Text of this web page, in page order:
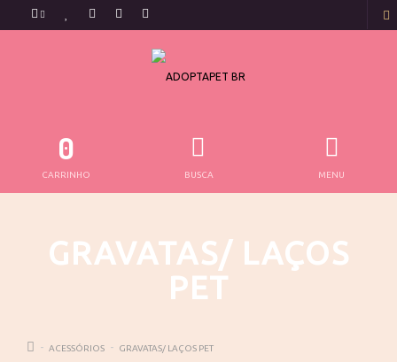
MENU
BUSCA
0
CARRINHO
GRAVATAS/ LAÇOS
PET
ACESSÓRIOS GRAVATAS/ LAÇOS PET